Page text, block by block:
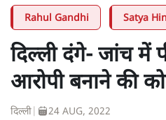
Rahul Gandhi Satya
दिल्ली दंगे- जांच में
आरोपी बनाने की
दिल्ली 24 AUG, 2022